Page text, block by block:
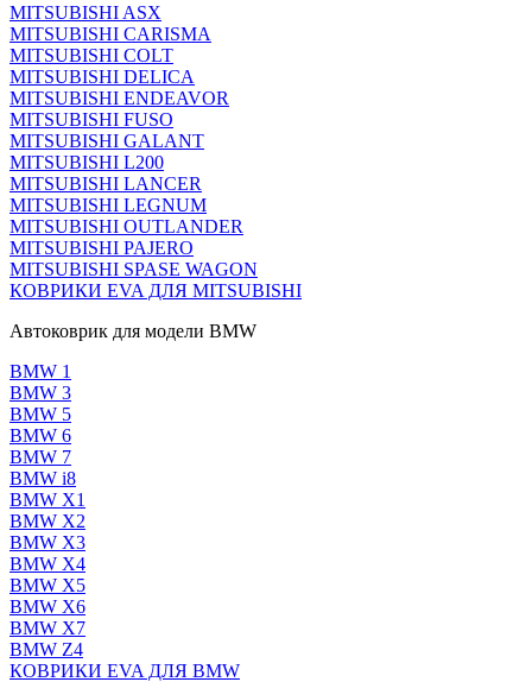
MITSUBISHI ASX
MITSUBISHI CARISMA
MITSUBISHI COLT
MITSUBISHI DELICA
MITSUBISHI ENDEAVOR
MITSUBISHI FUSO
MITSUBISHI GALANT
MITSUBISHI L200
MITSUBISHI LANCER
MITSUBISHI LEGNUM
MITSUBISHI OUTLANDER
MITSUBISHI PAJERO
MITSUBISHI SPASE WAGON
КОВРИКИ EVA ДЛЯ MITSUBISHI
Автоковрик для модели BMW
BMW 1
BMW 3
BMW 5
BMW 6
BMW 7
BMW i8
BMW X1
BMW X2
BMW X3
BMW X4
BMW X5
BMW X6
BMW X7
BMW Z4
КОВРИКИ EVA ДЛЯ BMW